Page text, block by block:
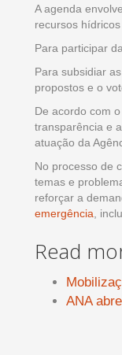
A agenda
recursos
Para participar
Para subsidiar
propostos e o
De acordo com
transparência e
atuação da
No processo de
temas e
reforçar a
emergência,
Read
ANA